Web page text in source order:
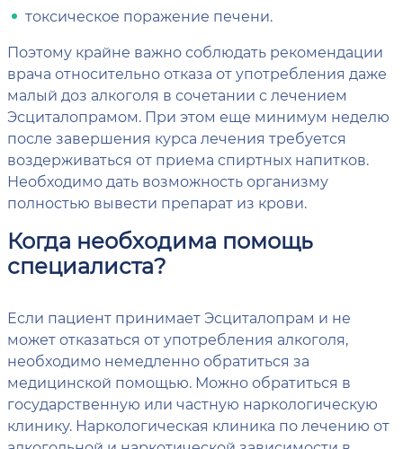
токсическое поражение печени.
Поэтому крайне важно соблюдать рекомендации
врача относительно отказа от употребления даже
малый доз алкоголя в сочетании с лечением
Эсциталопрамом. При этом еще минимум неделю
после завершения курса лечения требуется
воздерживаться от приема спиртных напитков.
Необходимо дать возможность организму
полностью вывести препарат из крови.
Когда необходима помощь
специалиста?
Если пациент принимает Эсциталопрам и не
может отказаться от употребления алкоголя,
необходимо немедленно обратиться за
медицинской помощью. Можно обратиться в
государственную или частную наркологическую
клинику. Наркологическая клиника по лечению от